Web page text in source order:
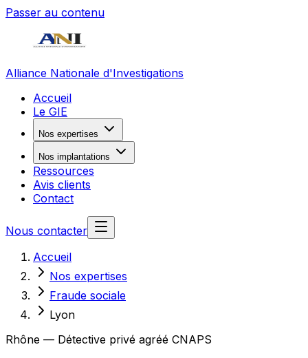
Passer au contenu
Alliance Nationale d'Investigations
Accueil
Le GIE
Nos expertises
Nos implantations
Ressources
Avis clients
Contact
Nous contacter
Accueil
Nos expertises
Fraude sociale
Lyon
Rhône — Détective privé agréé CNAPS